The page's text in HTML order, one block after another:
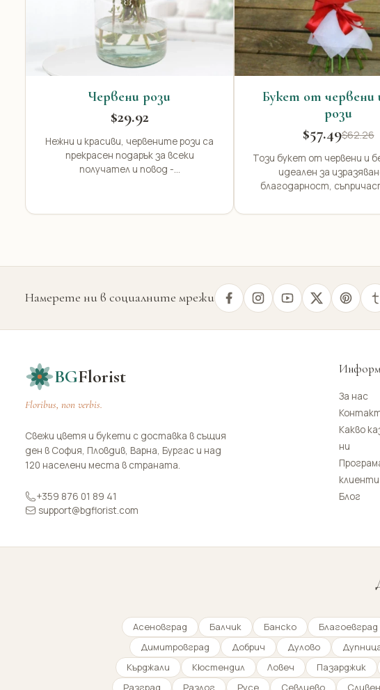
Червени рози
$29.92
Нежни и красиви, червените рози са
прекрасен подарък за всеки
получател и повод -...
Букет от червени
рози
$57.49$62.26
Този букет от червени и
идеален за
благодарност,
Намерете ни в социалните мрежи
BGFlorist
Floribus, non verbis.
Свежи цветя и букети с доставка в същия
ден в София, Пловдив, Варна, Бургас и над
120 населени места в страната.
+359 876 01 89 41
support@bgflorist.com
За нас
Какво
ни
клиенти
Блог
Асеновград Балчик Банско Благоевград
Димитровград
Добрич Дулово
Кърджали
Кюстендил Ловеч Пазарджик
Разград
Разлог Русе Севлиево Сливен